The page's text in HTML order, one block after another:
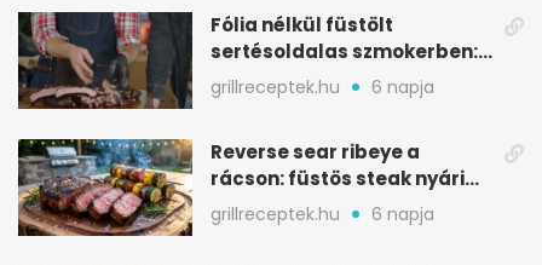
Fólia nélkül füstölt
sertésoldalas szmokerben:
ropogós bark, 6 óra
grillreceptek.hu 6 napja
Reverse sear ribeye a
rácson: füstös steak nyári
tökkebabbal
grillreceptek.hu 6 napja